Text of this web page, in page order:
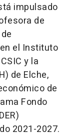
impulsado
de
el Instituto
y la
de Elche,
de
Fondo
2021-2027.